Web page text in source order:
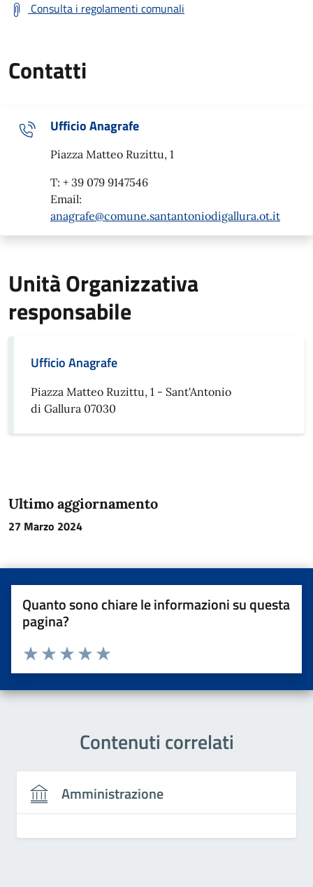
Consulta i regolamenti comunali
Contatti
Ufficio Anagrafe
Piazza Matteo Ruzittu, 1
T: + 39 079 9147546
Email:
anagrafe@comune.santantoniodigallura.ot.it
Unità Organizzativa
responsabile
Ufficio Anagrafe
Piazza Matteo Ruzittu, 1 - Sant'Antonio
di Gallura 07030
Ultimo aggiornamento
27 Marzo 2024
Quanto sono chiare le informazioni su questa
pagina?
Valuta da 1 a 5 stelle la pagina
Valuta 5 stelle su 5
Valuta 4 stelle su 5
Valuta 3 stelle su 5
Valuta 2 stelle su 5
Valuta una stella su 5
Contenuti correlati
Amministrazione